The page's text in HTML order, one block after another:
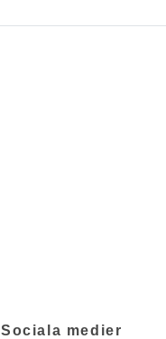
Sociala medier